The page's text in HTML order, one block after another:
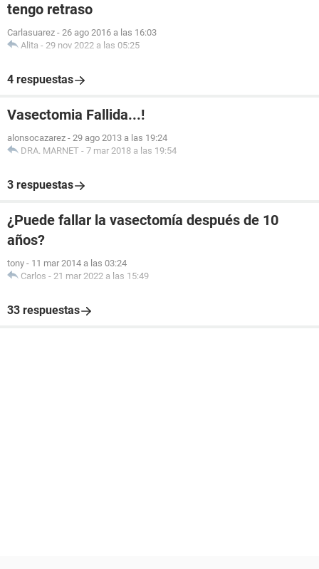
tengo retraso
Carlasuarez - 26 ago 2016 a las 16:03
Alita - 29 nov 2022 a las 05:25
4 respuestas
Vasectomia Fallida...!
alonsocazarez - 29 ago 2013 a las 19:24
DRA. MARNET - 7 mar 2018 a las 19:54
3 respuestas
¿Puede fallar la vasectomía después de 10
años?
tony - 11 mar 2014 a las 03:24
Carlos - 21 mar 2022 a las 15:49
33 respuestas